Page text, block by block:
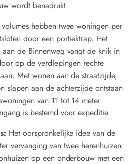
wordt benadrukt.
volumes hebben twee woningen per
door een portiektrap. Het
de Binnenweg vangt de knik in
op de verdiepingen rechte
Met wonen aan de straatzijde,
slapen aan de achterzijde ontstaan
van 11 tot 14 meter
is bestemd voor expeditie.
Het oorspronkelijke idee van de
vervanging van twee herenhuizen
op een onderbouw met een